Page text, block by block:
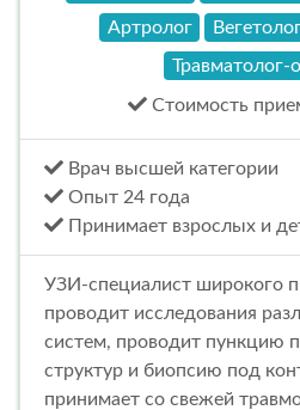
Артролог
Травматолог-
Стоимость
Врач высшей категории
Опыт 24 года
Принимает взрослых и
УЗИ-специалист широкого
проводит исследования
систем, проводит пункцию
структур и биопсию под
принимает со свежей